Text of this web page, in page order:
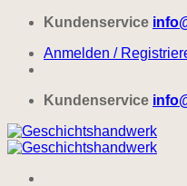
Zum
springen
Kundenservice
Anmelden /
Kundenservice